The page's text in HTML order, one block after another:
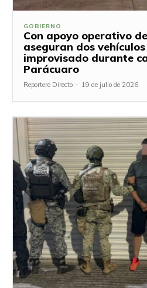
GOBIERNO
Con apoyo operativo
aseguran dos
improvisado durante
Parácuaro
Reportero Directo - 19 de julio de 2026